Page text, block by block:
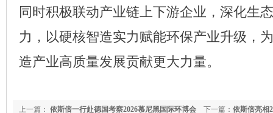
同时积极联动产业链上下游企业，深化生
力，以硬核智造实力赋能环保产业升级，
造产业高质量发展贡献更大力量。
下一篇： 依斯倍亮相
上一篇： 依斯倍一行赴德国考察2026慕尼黑国际环博会